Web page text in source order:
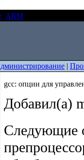
ARM
|
gcc: опции для
Добавил(а)
Следующие